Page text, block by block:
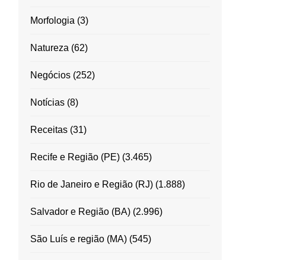
Morfologia (3)
Natureza (62)
Negócios(252)
Notícias(8)
Receitas(31)
Recife e Região (PE)(3.465)
Rio de Janeiro e Região (RJ)(1.888)
Salvador e Região (BA)(2.996)
São Luís e região (MA)(545)